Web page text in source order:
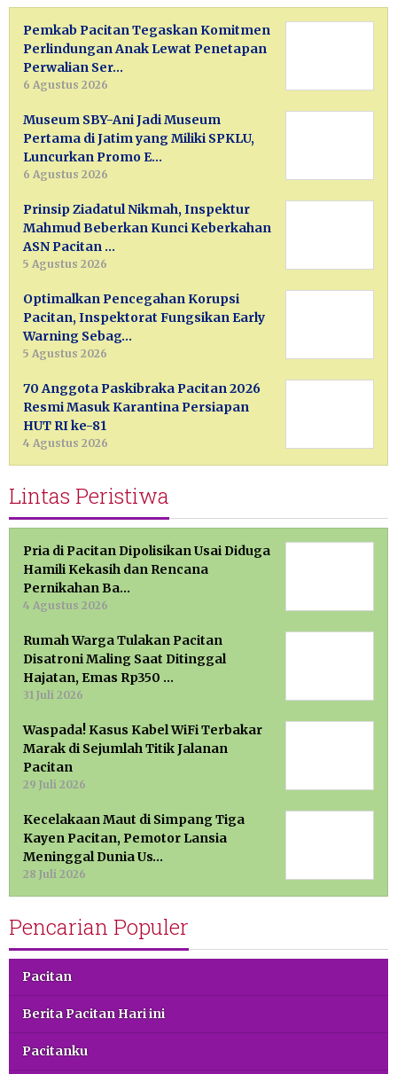
Pemkab Pacitan Tegaskan Komitmen
Perlindungan Anak Lewat Penetapan
Perwalian Ser…
6 Agustus 2026
Museum SBY-Ani Jadi Museum
Pertama di Jatim yang Miliki SPKLU,
Luncurkan Promo E…
6 Agustus 2026
Prinsip Ziadatul Nikmah, Inspektur
Mahmud Beberkan Kunci Keberkahan
ASN Pacitan …
5 Agustus 2026
Optimalkan Pencegahan Korupsi
Pacitan, Inspektorat Fungsikan Early
Warning Sebag…
5 Agustus 2026
70 Anggota Paskibraka Pacitan 2026
Resmi Masuk Karantina Persiapan
HUT RI ke-81
4 Agustus 2026
Lintas Peristiwa
Pria di Pacitan Dipolisikan Usai Diduga
Hamili Kekasih dan Rencana
Pernikahan Ba…
4 Agustus 2026
Rumah Warga Tulakan Pacitan
Disatroni Maling Saat Ditinggal
Hajatan, Emas Rp350 …
31 Juli 2026
Waspada! Kasus Kabel WiFi Terbakar
Marak di Sejumlah Titik Jalanan
Pacitan
29 Juli 2026
Kecelakaan Maut di Simpang Tiga
Kayen Pacitan, Pemotor Lansia
Meninggal Dunia Us…
28 Juli 2026
Pencarian Populer
Pacitan
Berita Pacitan Hari ini
Pacitanku